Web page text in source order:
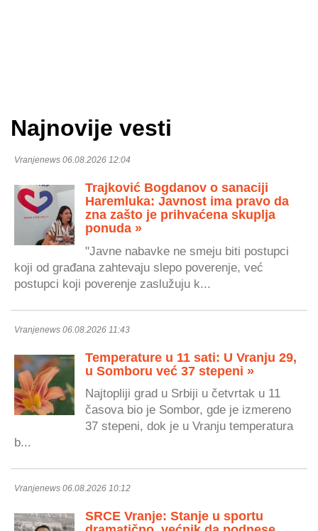
Najnovije vesti
Vranjenews 06.08.2026 12:04
Trajković Bogdanov o sanaciji
Haremluka: Javnost ima pravo da
zna zašto je prihvaćena skuplja
ponuda »
"Javne nabavke ne smeju biti postupci
koji od građana zahtevaju slepo poverenje, već
postupci koji poverenje zaslužuju k...
Vranjenews 06.08.2026 11:43
Temperature u 11 sati: U Vranju 29,
u Somboru već 37 stepeni »
Najtopliji grad u Srbiji u četvrtak u 11
časova bio je Sombor, gde je izmereno
37 stepeni, dok je u Vranju temperatura
b...
Vranjenews 06.08.2026 10:12
SRCE Vranje: Stanje u sportu